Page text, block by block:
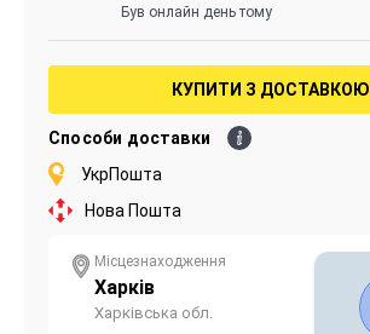
Був онлайн день тому
КУПИТИ З ДОСТАВКОЮ
Способи доставки
УкрПошта
Нова Пошта
Місцезнаходження
Харків
Харківська обл.